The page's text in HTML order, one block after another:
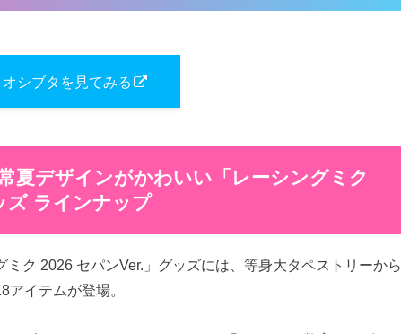
オシブタを見てみる
夏デザインがかわいい「レーシングミク
ズ ラインナップ
ク 2026 セパンVer.」グッズには、等身大タペストリーから
イテムが登場。